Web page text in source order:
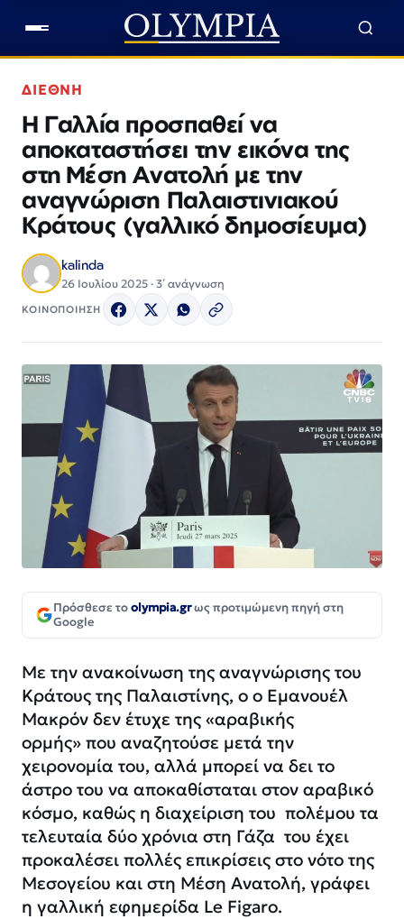
ΔΙΕΘΝΗ
Η Γαλλία προσπαθεί να
αποκαταστήσει την εικόνα της
στη Μέση Ανατολή με την
αναγνώριση Παλαιστινιακού
Κράτους (γαλλικό δημοσίευμα)
kalinda
26 Ιουλίου 2025 · 3΄ ανάγνωση
ΚΟΙΝΟΠΟΙΗΣΗ
Πρόσθεσε τοolympia.grως προτιμώμενη πηγή στη
Google
Με την ανακοίνωση της αναγνώρισης του
Κράτους της Παλαιστίνης, ο ο Εμανουέλ
Μακρόν δεν έτυχε της «αραβικής
ορμής» που αναζητούσε μετά την
χειρονομία του, αλλά μπορεί να δει το
άστρο του να αποκαθίσταται στον αραβικό
κόσμο, καθώς η διαχείριση του πολέμου τα
τελευταία δύο χρόνια στη Γάζα του έχει
προκαλέσει πολλές επικρίσεις στο νότο της
Μεσογείου και στη Μέση Ανατολή, γράφει
η γαλλική εφημερίδα Le Figaro.